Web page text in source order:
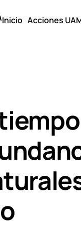
Inicio Acciones